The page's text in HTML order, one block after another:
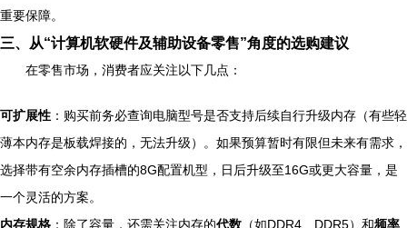
重要保障。
三、从“计算机软硬件及辅助设备零售”角度的选购建议
在零售市场，消费者应关注以下几点：
可扩展性 ：购买前务必查询电脑型号是否支持后续自行升级内存（有些轻
薄本内存是板载焊接的，无法升级）。如果预算暂时有限但未来有需求，
选择带有空余内存插槽的8G配置机型，日后升级至16G或更大容量，是
一个灵活的方案。
内存规格 ：除了容量，还需关注内存的代数 （如DDR4、DDR5）和频率